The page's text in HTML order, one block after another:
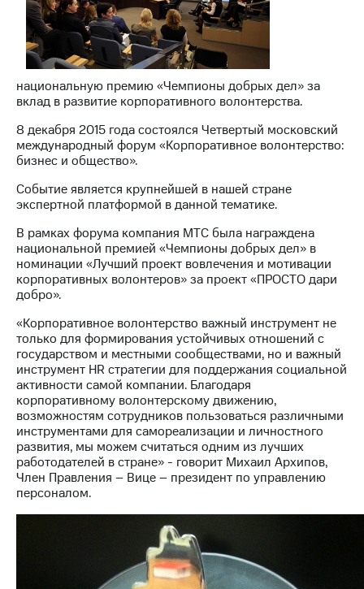
МТС
о технологиях
Достижения
Интервью
Финансовая
отчетность
Пригласить
спикера
и акционерам
Корпоративное
Корпоративный
секретарь
Раскрытие
информации
Информация
акционерам
Документы
ПАО
"МТС"
Собрания
акционеров
Личный
Контроль
национальную премию «Чемпионы добрых дел» за
вклад в развитие корпоративного волонтерства.
8 декабря 2015 года состоялся Четвертый московский
международный форум «Корпоративное волонтерство:
бизнес и общество».
Событие является крупнейшей в нашей стране
экспертной платформой в данной тематике.
В рамках форума компания МТС была награждена
национальной премией «Чемпионы добрых дел» в
номинации «Лучший проект вовлечения и мотивации
корпоративных волонтеров» за проект «ПРОСТО дари
добро».
«Корпоративное волонтерство важный инструмент не
только для формирования устойчивых отношений с
государством и местными сообществами, но и важный
инструмент HR стратегии для поддержания социальной
активности самой компании. Благодаря
корпоративному волонтерскому движению,
возможностям сотрудников пользоваться различными
инструментами для самореализации и личностного
развития, мы можем считаться одним из лучших
работодателей в стране» - говорит Михаил Архипов,
Член Правления – Вице – президент по управлению
персоналом.